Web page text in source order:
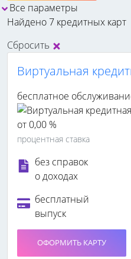
Все параметры
Найдено 7 кредитных карт
Сбросить
Виртуальная
бесплатное
от 0,00 %
процентная ставка
без справок
о доходах
бесплатный
выпуск
ОФОРМИТЬ КАРТУ